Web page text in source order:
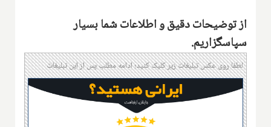
از توضیحات دقیق و اطلاعات شما بسیار
سپاسگزاریم.
لطفا روی عکس تبلیغات زیر کلیک کنید؛ ادامه مطلب پس از این تبلیغات